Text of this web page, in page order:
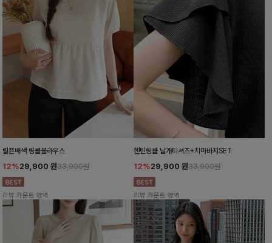
릴픈배색 링클블라우스
12%29,900 원33,900원
리뷰 카운트 영역
헨틴링클 날개티셔츠+치마바지SET
12%29,900 원33,900원
리뷰 카운트 영역